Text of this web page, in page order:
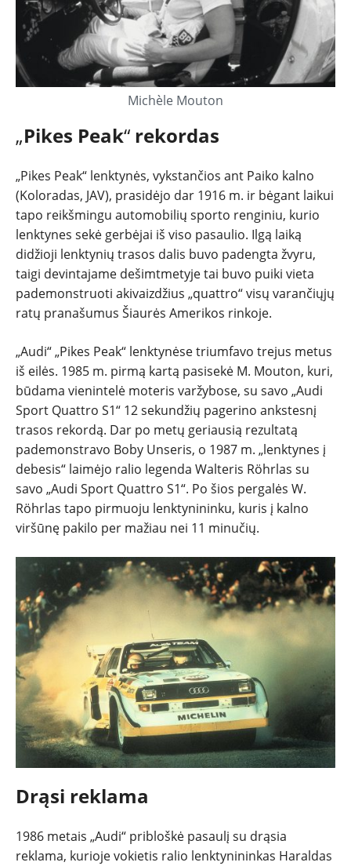
Michèle Mouton
„Pikes Peak“ rekordas
„Pikes Peak“ lenktynės, vykstančios ant Paiko kalno
(Koloradas, JAV), prasidėjo dar 1916 m. ir bėgant laikui
tapo reikšmingu automobilių sporto renginiu, kurio
lenktynes sekė gerbėjai iš viso pasaulio. Ilgą laiką
didžioji lenktynių trasos dalis buvo padengta žvyru,
taigi devintajame dešimtmetyje tai buvo puiki vieta
pademonstruoti akivaizdžius „quattro“ visų varančiųjų
ratų pranašumus Šiaurės Amerikos rinkoje.
„Audi“ „Pikes Peak“ lenktynėse triumfavo trejus metus
iš eilės. 1985 m. pirmą kartą pasisekė M. Mouton, kuri,
būdama vienintelė moteris varžybose, su savo „Audi
Sport Quattro S1“ 12 sekundžių pagerino ankstesnį
trasos rekordą. Dar po metų geriausią rezultatą
pademonstravo Boby Unseris, o 1987 m. „lenktynes į
debesis“ laimėjo ralio legenda Walteris Röhrlas su
savo „Audi Sport Quattro S1“. Po šios pergalės W.
Röhrlas tapo pirmuoju lenktynininku, kuris į kalno
viršūnę pakilo per mažiau nei 11 minučių.
Drąsi reklama
1986 metais „Audi“ pribloškė pasaulį su drąsia
reklama, kurioje vokietis ralio lenktynininkas Haraldas